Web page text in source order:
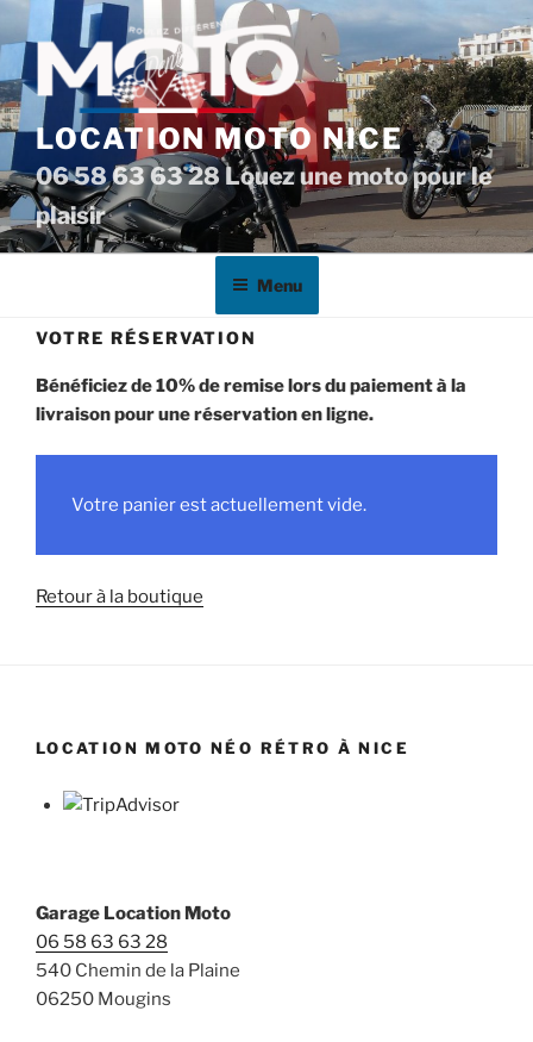
Aller
au
contenu
principal
LOCATION MOTO NICE
06 58 63 63 28 Louez une moto pour le
plaisir
Menu
VOTRE RÉSERVATION
Bénéficiez de 10% de remise lors du paiement à la
livraison pour une réservation en ligne.
Votre panier est actuellement vide.
Retour à la boutique
LOCATION MOTO NÉO RÉTRO À NICE
Garage Location Moto
06 58 63 63 28
540 Chemin de la Plaine
06250 Mougins